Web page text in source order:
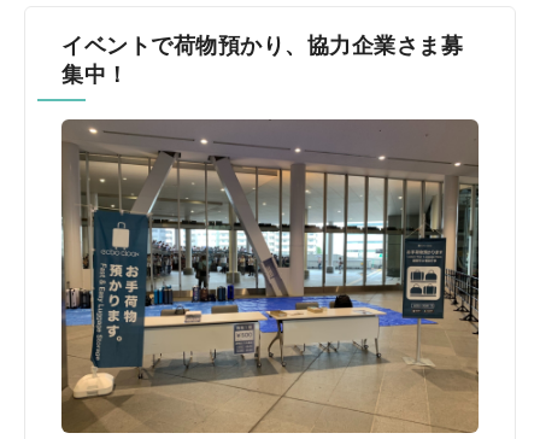
イベントで荷物預かり、協力企業さま募
集中！